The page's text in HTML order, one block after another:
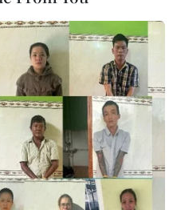
và nguyên Phó Chủ tịch
Khuyến học Việt Nam trao
Chương trình học bổng cho
tự học xuất sắc. (Ảnh: